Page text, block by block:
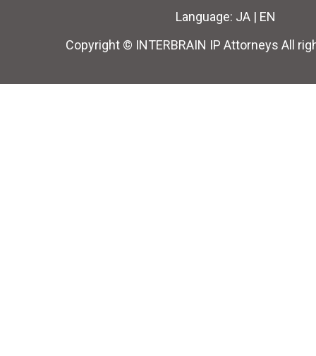
Language: JA | EN
Copyright © INTERBRAIN IP Attorneys All